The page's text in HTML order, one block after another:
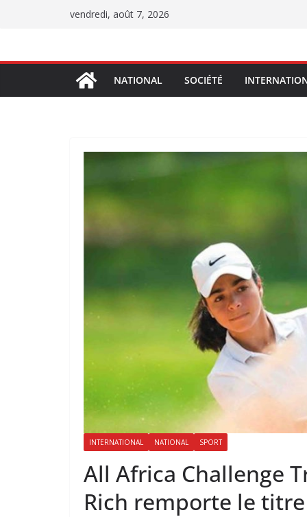
vendredi, août 7, 2026
NATIONAL SOCIÉTÉ
INTERNATIONAL NATIONAL SPORT
All Africa Challenge
Rich remporte le titre